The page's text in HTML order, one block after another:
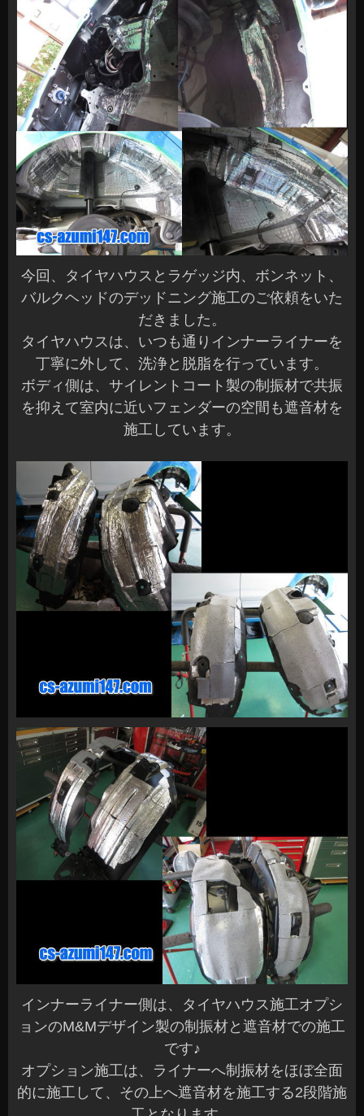
今回、タイヤハウスとラゲッジ内、ボンネット、
バルクヘッドのデッドニング施工のご依頼をいた
だきました。
タイヤハウスは、いつも通りインナーライナーを
丁寧に外して、洗浄と脱脂を行っています。
ボディ側は、サイレントコート製の制振材で共振
を抑えて室内に近いフェンダーの空間も遮音材を
施工しています。
インナーライナー側は、タイヤハウス施工オプシ
ョンのM&Mデザイン製の制振材と遮音材での施工
です♪
オプション施工は、ライナーへ制振材をほぼ全面
的に施工して、その上へ遮音材を施工する2段階施